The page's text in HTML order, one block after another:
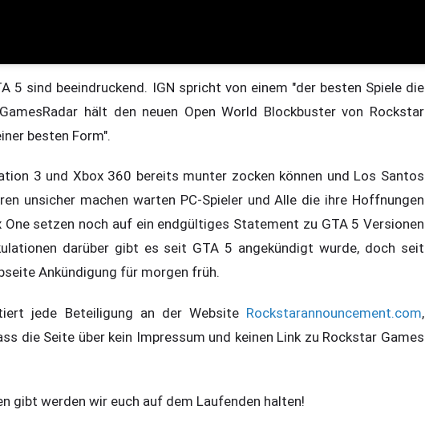
5 sind beeindruckend. IGN spricht von einem "der besten Spiele die
hält den neuen Open World Blockbuster von Rockstar
besten Form".
3 und Xbox 360 bereits munter zocken können und Los Santos
unsicher machen warten PC-Spieler und Alle die ihre Hoffnungen
setzen noch auf ein endgültiges Statement zu GTA 5 Versionen
darüber gibt es seit GTA 5 angekündigt wurde, doch seit
Ankündigung für morgen früh.
jede Beteiligung an der Website Rockstarannouncement.com,
die Seite über kein Impressum und keinen Link zu Rockstar Games
gibt werden wir euch auf dem Laufenden halten!